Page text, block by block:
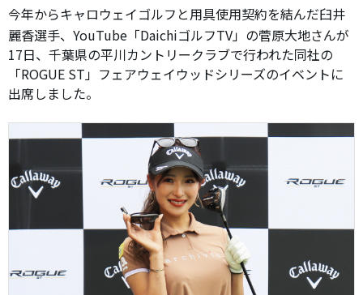
今年からキャロウェイゴルフと用具使用契約を結んだ臼井
麗香選手、YouTube「DaichiゴルフTV」の菅原大地さんが
17日、千葉県の平川カントリークラブで行われた同社の
「ROGUE ST」フェアウェイウッドシリーズのイベントに
出席しました。